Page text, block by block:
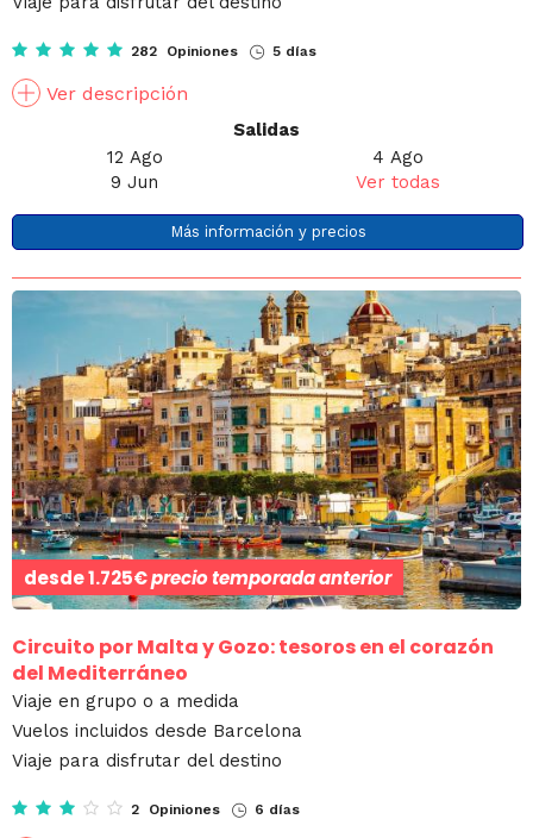
282 Opiniones 5 días
Ver descripción
Salidas
12 Ago
9 Jun
4 Ago
Ver todas
Más información y precios
desde1.725€precio temporada anterior
Circuito por Malta y Gozo: tesoros en el corazón
del Mediterráneo
Viaje en grupo o a medida
Vuelos incluidos desde Barcelona
Viaje para disfrutar del destino
2 Opiniones 6 días